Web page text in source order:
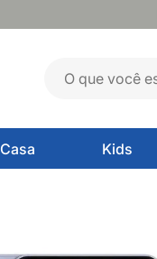
Casa Kids